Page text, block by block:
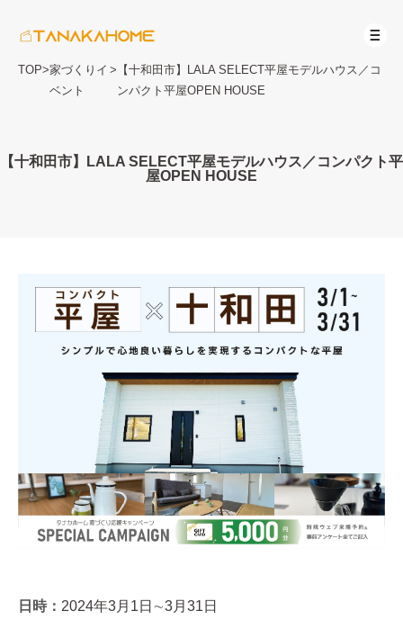
TOP>家づくりイ
ベント
> 【十和田市】LALA SELECT平屋モデルハウス／コ
ンパクト平屋OPEN HOUSE
【十和田市】LALA SELECT平屋モデルハウス／コンパクト平
屋OPEN HOUSE
日時： 2024年3月1日∼3月31日